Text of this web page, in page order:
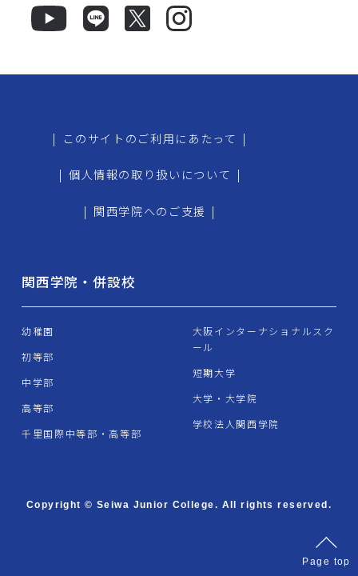
| このサイトのご利用にあたって |
| 個人情報の取り扱いについて |
| 関西学院へのご支援 |
関西学院・併設校
幼稚園
初等部
中学部
高等部
千里国際中等部・高等部
大阪インターナショナルスク
ール
短期大学
大学・大学院
学校法人関西学院
Copyright © Seiwa Junior College. All rights reserved.